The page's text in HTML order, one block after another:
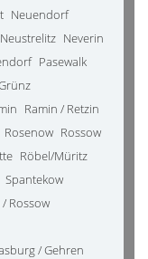
Neuendorf
Neustrelitz Neverin
Pasewalk
Ramin / Retzin
Rosenow Rossow
Röbel/Müritz
Spantekow
Rossow
/ Gehren